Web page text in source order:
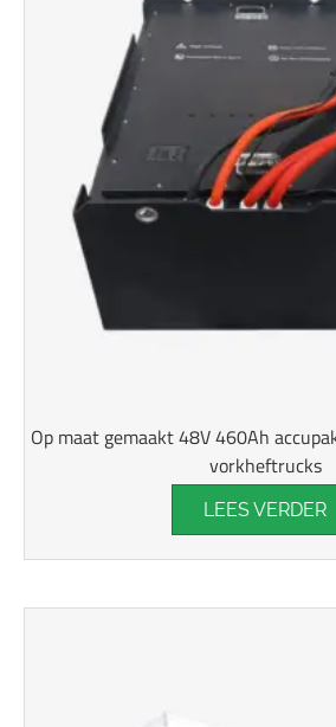
Op maat gemaakt 48V 460Ah
vorkheftrucks
LEES VERDER